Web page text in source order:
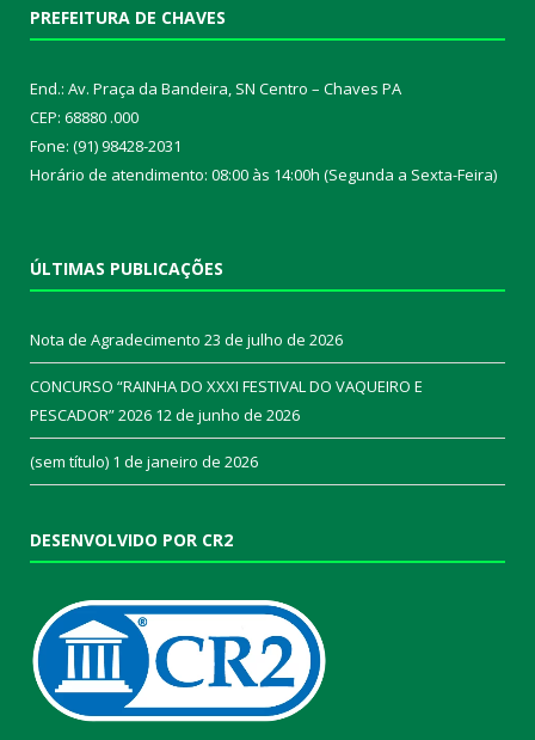
PREFEITURA DE CHAVES
End.: Av. Praça da Bandeira, SN Centro – Chaves PA
CEP: 68880 .000
Fone: (91) 98428-2031
Horário de atendimento: 08:00 às 14:00h (Segunda a Sexta-Feira)
ÚLTIMAS PUBLICAÇÕES
Nota de Agradecimento 23 de julho de 2026
CONCURSO “RAINHA DO XXXI FESTIVAL DO VAQUEIRO E
PESCADOR” 2026 12 de junho de 2026
(sem título) 1 de janeiro de 2026
DESENVOLVIDO POR CR2